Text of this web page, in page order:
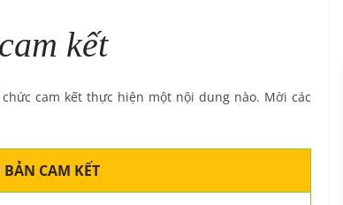
kết
cam kết thực hiện một nội dung nào. Mời các
CAM KẾT